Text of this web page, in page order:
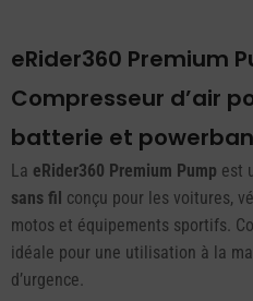
eRider360 Premium
Compresseur d’air
batterie et
La eRider360 Premium Pump est
sans fil conçu pour les voitures,
motos et équipements sportifs.
idéale pour une utilisation à la
d’urgence.